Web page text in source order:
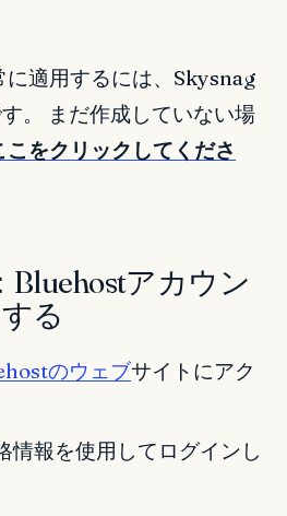
に適用するには、Skysnag
。 まだ作成していない場
をクリックしてくださ
Bluehostアカウン
る
のウェブサイトにアク
情報を使用してログインし